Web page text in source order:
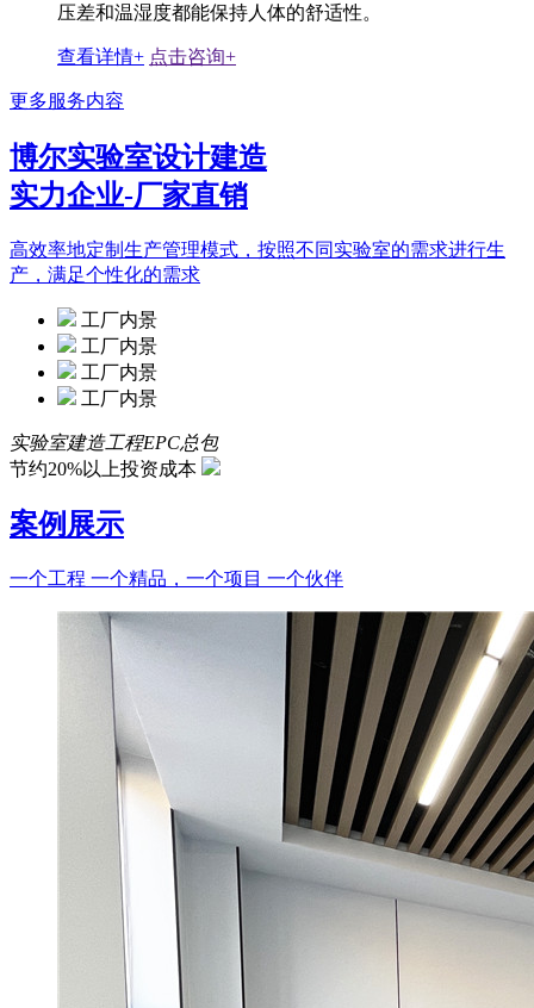
压差和温湿度都能保持人体的舒适性。
查看详情+ 点击咨询+
更多服务内容
博尔实验室设计建造
实力企业-厂家直销
高效率地定制生产管理模式，按照不同实验室的需求进行生
产，满足个性化的需求
工厂内景
工厂内景
工厂内景
工厂内景
实验室建造工程EPC总包
节约20%以上投资成本
案例展示
一个工程 一个精品，一个项目 一个伙伴